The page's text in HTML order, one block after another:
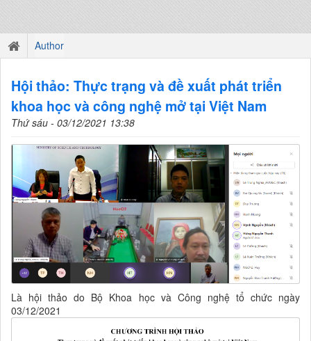
Author
Hội thảo: Thực trạng và đề xuất phát triển
khoa học và công nghệ mở tại Việt Nam
Thứ sáu - 03/12/2021 13:38
Là hội thảo do Bộ Khoa học và Công nghệ tổ chức ngày
03/12/2021